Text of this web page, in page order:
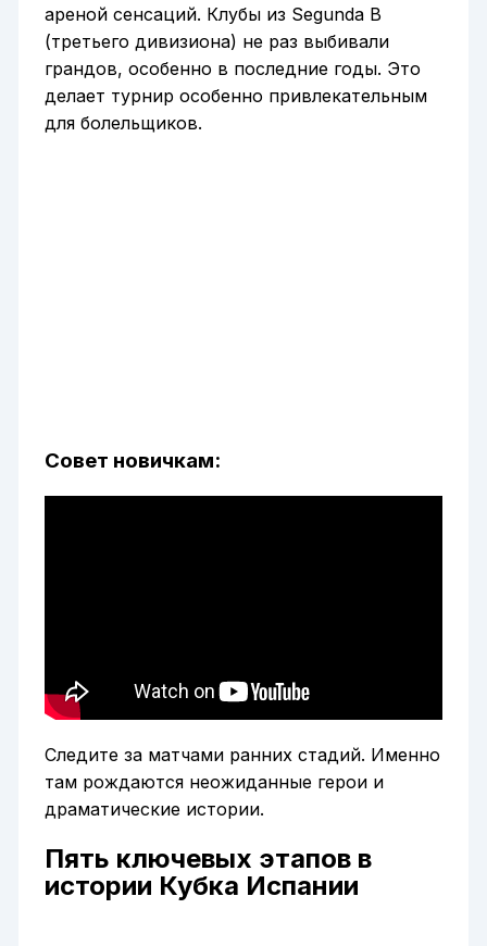
ареной сенсаций. Клубы из Segunda B
(третьего дивизиона) не раз выбивали
грандов, особенно в последние годы. Это
делает турнир особенно привлекательным
для болельщиков.
Совет новичкам:
Следите за матчами ранних стадий. Именно
там рождаются неожиданные герои и
драматические истории.
Пять ключевых этапов в
истории Кубка Испании